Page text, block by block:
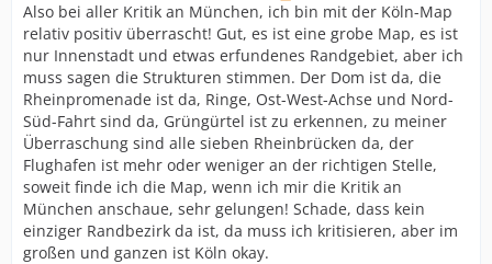
Also bei aller Kritik an München, ich bin mit der Köln-Map
relativ positiv überrascht! Gut, es ist eine grobe Map, es ist
nur Innenstadt und etwas erfundenes Randgebiet, aber ich
muss sagen die Strukturen stimmen. Der Dom ist da, die
Rheinpromenade ist da, Ringe, Ost-West-Achse und Nord-
Süd-Fahrt sind da, Grüngürtel ist zu erkennen, zu meiner
Überraschung sind alle sieben Rheinbrücken da, der
Flughafen ist mehr oder weniger an der richtigen Stelle,
soweit finde ich die Map, wenn ich mir die Kritik an
München anschaue, sehr gelungen! Schade, dass kein
einziger Randbezirk da ist, da muss ich kritisieren, aber im
großen und ganzen ist Köln okay.